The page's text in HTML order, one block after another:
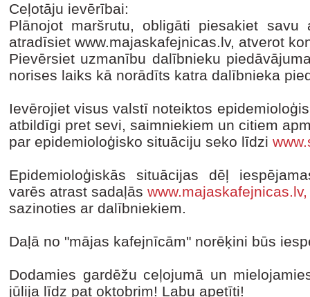
Ceļotāju ievērībai:
Plānojot maršrutu, obligāti piesakiet savu
atradīsiet www.majaskafejnicas.lv, atverot
Pievērsiet uzmanību dalībnieku
norises laiks kā norādīts katra dalībnieka
Ievērojiet visus valstī noteiktos
atbildīgi pret sevi, saimniekiem un citiem
par epidemioloģisko situāciju seko līdzi
Epidemioloģiskās situācijas dēļ
varēs atrast sadaļāswww.majaskafejnicas.lv,
sazinoties ar dalībniekiem.
Daļā no "mājas kafejnīcām" norēķini būs
Dodamies gardēžu ceļojumā un
jūlija līdz pat oktobrim! Labu apetīti!